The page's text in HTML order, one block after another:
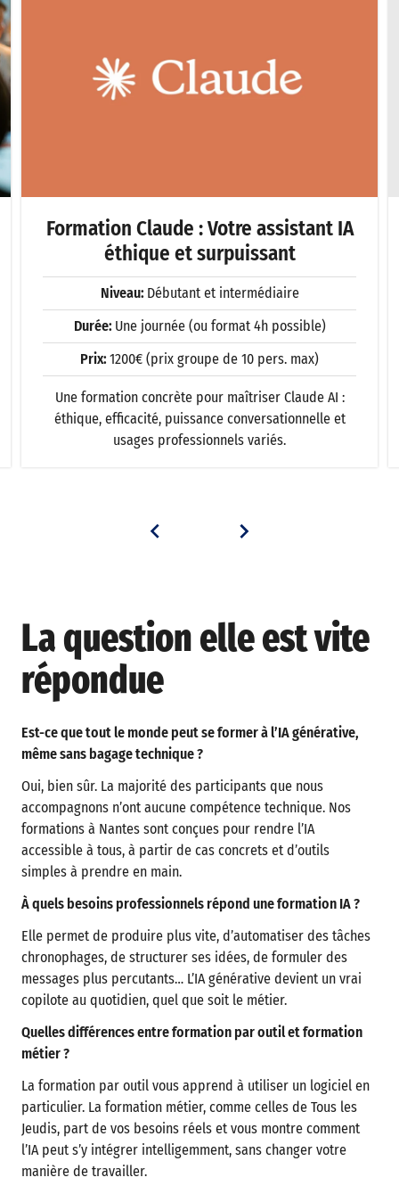
Formation Claude : Votre assistant IA
éthique et surpuissant
Niveau: Débutant et intermédiaire
Durée: Une journée (ou format 4h possible)
Prix: 1200€ (prix groupe de 10 pers. max)
Une formation concrète pour maîtriser Claude AI :
éthique, efficacité, puissance conversationnelle et
usages professionnels variés.
La question elle est vite
répondue
Est-ce que tout le monde peut se former à l’IA générative,
même sans bagage technique ?
Oui, bien sûr. La majorité des participants que nous
accompagnons n’ont aucune compétence technique. Nos
formations à Nantes sont conçues pour rendre l’IA
accessible à tous, à partir de cas concrets et d’outils
simples à prendre en main.
À quels besoins professionnels répond une formation IA ?
Elle permet de produire plus vite, d’automatiser des tâches
chronophages, de structurer ses idées, de formuler des
messages plus percutants… L’IA générative devient un vrai
copilote au quotidien, quel que soit le métier.
Quelles différences entre formation par outil et formation
métier ?
La formation par outil vous apprend à utiliser un logiciel en
particulier. La formation métier, comme celles de Tous les
Jeudis, part de vos besoins réels et vous montre comment
l’IA peut s’y intégrer intelligemment, sans changer votre
manière de travailler.